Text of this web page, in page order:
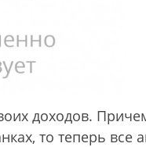
доходов.
то теперь